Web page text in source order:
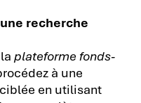
recherche
laplateforme fonds-
à une
en utilisant